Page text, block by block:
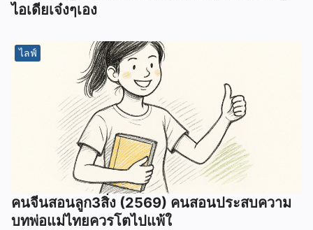
ไอเดียเจ๋งๆเอง
ไลฟ์
คนจีนสอนลูก3สิ่ง (2569) คนสอนประสบความ
บทพ่อแม่ไทยควรโตไปแพ้ใ